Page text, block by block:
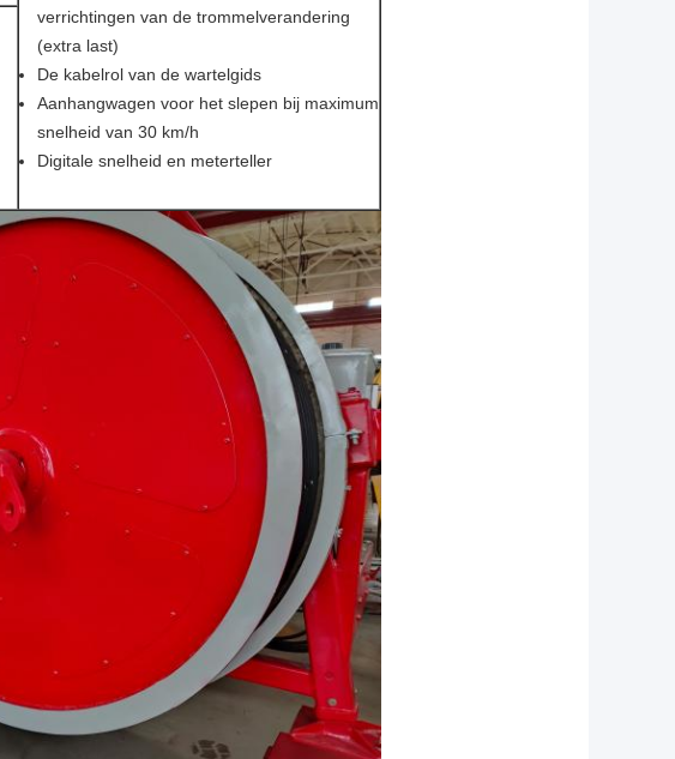
verrichtingen van de trommelverandering
(extra last)
De kabelrol van de wartelgids
Aanhangwagen voor het slepen bij maximum
snelheid van 30 km/h
Digitale snelheid en meterteller